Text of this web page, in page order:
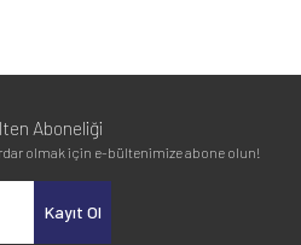
Aboneliği
olmak için e-bültenimize abone olun!
Kayıt Ol